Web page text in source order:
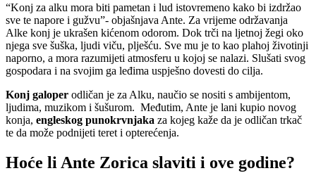
“Konj za alku mora biti pametan i lud istovremeno kako bi izdržao
sve te napore i gužvu”- objašnjava Ante. Za vrijeme održavanja
Alke konj je ukrašen kićenom odorom. Dok trči na ljetnoj žegi oko
njega sve šuška, ljudi viču, plješću. Sve mu je to kao plahoj životinji
naporno, a mora razumijeti atmosferu u kojoj se nalazi. Slušati svog
gospodara i na svojim ga leđima uspješno dovesti do cilja.
Konj galoper odličan je za Alku, naučio se nositi s ambijentom,
ljudima, muzikom i šušurom. Međutim, Ante je lani kupio novog
konja, engleskog punokrvnjaka za kojeg kaže da je odličan trkač
te da može podnijeti teret i opterećenja.
Hoće li Ante Zorica slaviti i ove godine?